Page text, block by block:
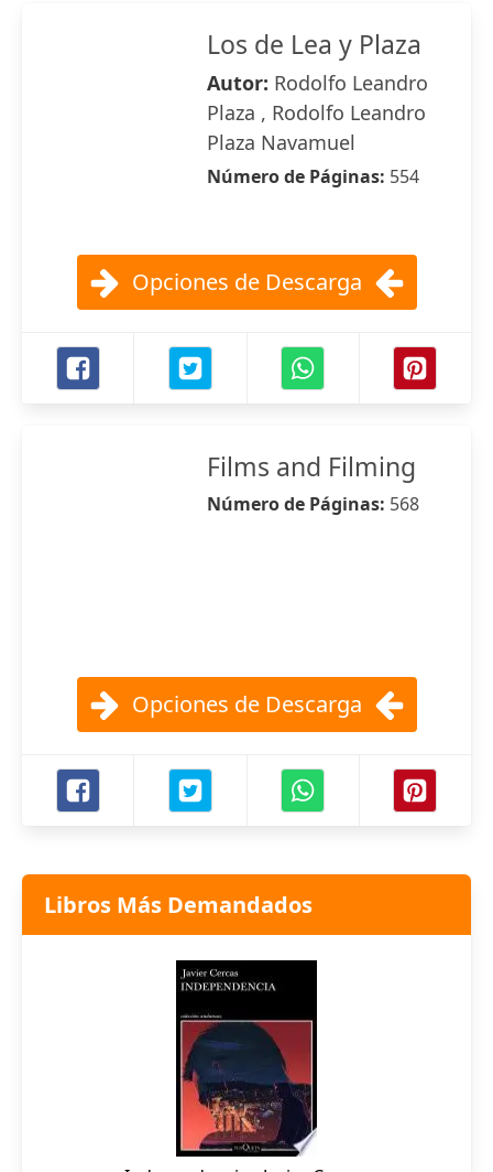
Los de Lea y Plaza
Autor: Rodolfo Leandro
Plaza , Rodolfo Leandro
Plaza Navamuel
Número de Páginas: 554
Opciones de Descarga
Films and Filming
Número de Páginas: 568
Opciones de Descarga
Libros Más Demandados